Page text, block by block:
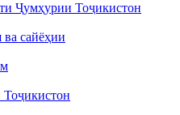
Ҷумҳурии Тоҷикистон
сайёҳии